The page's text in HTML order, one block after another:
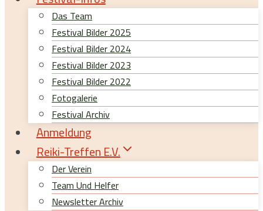
Das Team
Festival Bilder 2025
Festival Bilder 2024
Festival Bilder 2023
Festival Bilder 2022
Fotogalerie
Festival Archiv
Anmeldung
Reiki-Treffen E.V.
Der Verein
Team Und Helfer
Newsletter Archiv